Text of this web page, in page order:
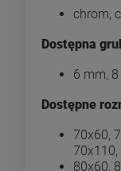
chrom,
Dostępna
6 mm,
Dostępne
70x60,
80x60,